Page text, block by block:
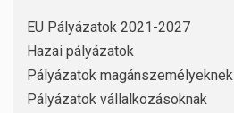
EU Pályázatok 2021-2027
Hazai pályázatok
Pályázatok magánszemélyeknek
Pályázatok vállalkozásoknak